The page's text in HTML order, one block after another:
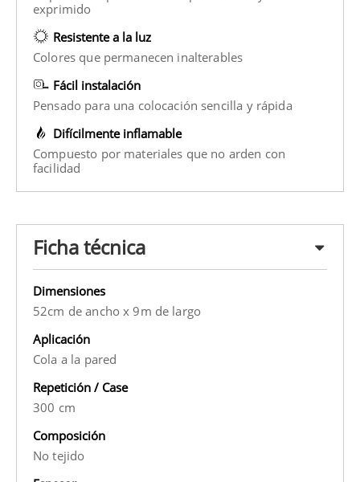
exprimido
Resistente a la luz
Colores que permanecen inalterables
Fácil instalación
Pensado para una colocación sencilla y rápida
Difícilmente inflamable
Compuesto por materiales que no arden con
facilidad
Ficha técnica
Dimensiones
52cm de ancho x 9m de largo
Aplicación
Cola a la pared
Repetición / Case
300 cm
Composición
No tejido